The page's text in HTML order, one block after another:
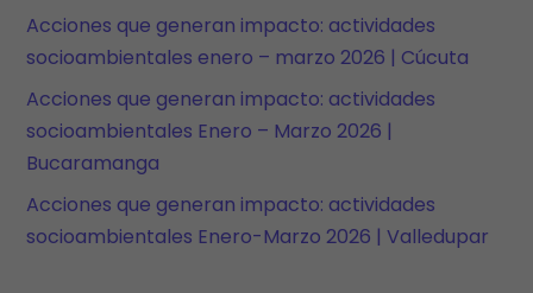
Acciones que generan impacto: actividades
socioambientales enero – marzo 2026 | Cúcuta
Acciones que generan impacto: actividades
socioambientales Enero – Marzo 2026 |
Bucaramanga
Acciones que generan impacto: actividades
socioambientales Enero-Marzo 2026 | Valledupar